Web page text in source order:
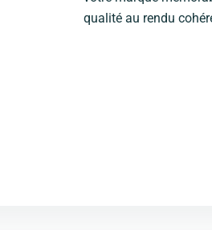
qualité au rendu